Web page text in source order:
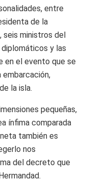
entre
de la
seis ministros del
y las
en el evento que se
la isla.
pequeñas,
ínfima comparada
también es
nos
del decreto que